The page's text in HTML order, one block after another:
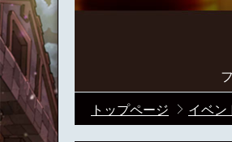
トップページ イベン